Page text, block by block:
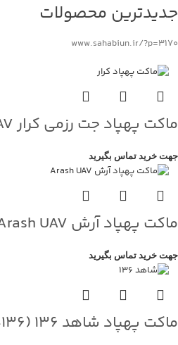
جدیدترین محصولات
www.sahabiun.ir/?p=3170
ماکت پهپاد جت رزمی کرار Karrar Jet UAV
جهت خرید تماس بگیرید
ماکت پهپاد آرش Arash UAV
جهت خرید تماس بگیرید
ماکت پهپاد شاهد ۱۳۶ (Shahed‑۱۳۶)